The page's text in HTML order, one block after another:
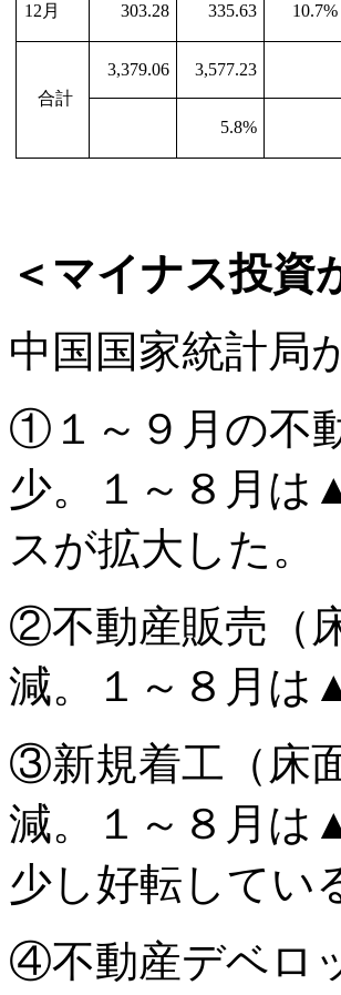
12 月 303.28 335.63 10.7%
合計
3,379.06 3,577.23
5.8%
＜マイナス投資
中国国家統計局
①１～９月の不
少。１～８月は
スが拡大した。
②不動産販売（
減。１～８月は
③新規着工（床
減。１～８月は
少し好転してい
④不動産デベロ